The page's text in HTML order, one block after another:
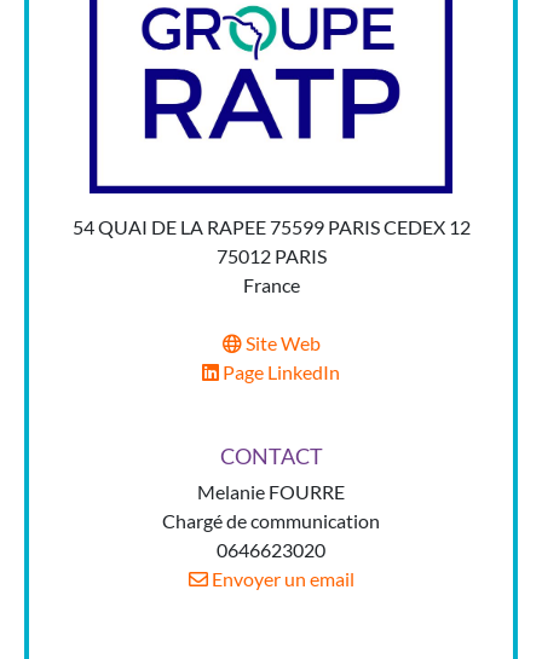
54 QUAI DE LA RAPEE 75599 PARIS CEDEX 12
75012 PARIS
France
Site Web
Page LinkedIn
CONTACT
Melanie FOURRE
Chargé de communication
0646623020
Envoyer un email